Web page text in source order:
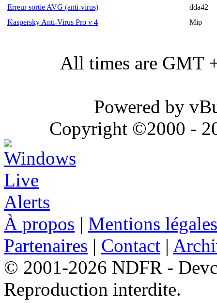
Erreur sortie AVG (anti-virus)
dda42
Kaspersky Anti-Virus Pro v 4
Mip
All times are GMT
Powered by
Copyright ©2000 -
À propos | Mentions légales
Partenaires | Contact |
© 2001-2026 NDFR -
Reproduction interdite.